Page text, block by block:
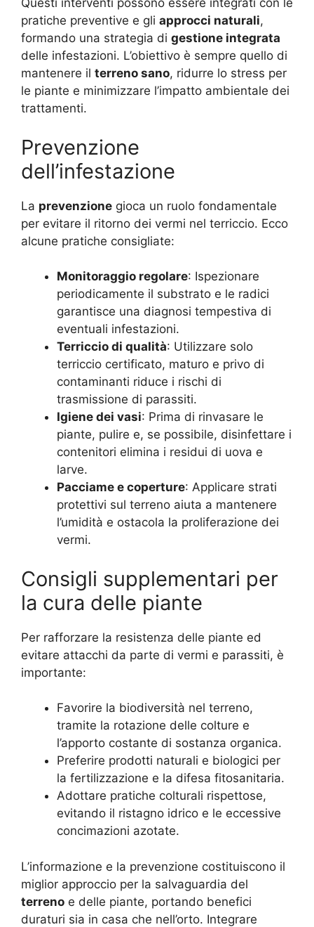
Questi interventi possono essere integrati con le
pratiche preventive e gli approcci naturali,
formando una strategia di gestione integrata
delle infestazioni. L’obiettivo è sempre quello di
mantenere il terreno sano, ridurre lo stress per
le piante e minimizzare l’impatto ambientale dei
trattamenti.
Prevenzione
dell’infestazione
La prevenzione gioca un ruolo fondamentale
per evitare il ritorno dei vermi nel terriccio. Ecco
alcune pratiche consigliate:
Monitoraggio regolare: Ispezionare
periodicamente il substrato e le radici
garantisce una diagnosi tempestiva di
eventuali infestazioni.
Terriccio di qualità: Utilizzare solo
terriccio certificato, maturo e privo di
contaminanti riduce i rischi di
trasmissione di parassiti.
Igiene dei vasi: Prima di rinvasare le
piante, pulire e, se possibile, disinfettare i
contenitori elimina i residui di uova e
larve.
Pacciame e coperture: Applicare strati
protettivi sul terreno aiuta a mantenere
l’umidità e ostacola la proliferazione dei
vermi.
Consigli supplementari per
la cura delle piante
Per rafforzare la resistenza delle piante ed
evitare attacchi da parte di vermi e parassiti, è
importante:
Favorire la biodiversità nel terreno,
tramite la rotazione delle colture e
l’apporto costante di sostanza organica.
Preferire prodotti naturali e biologici per
la fertilizzazione e la difesa fitosanitaria.
Adottare pratiche colturali rispettose,
evitando il ristagno idrico e le eccessive
concimazioni azotate.
L’informazione e la prevenzione costituiscono il
miglior approccio per la salvaguardia del
terreno e delle piante, portando benefici
duraturi sia in casa che nell’orto. Integrare